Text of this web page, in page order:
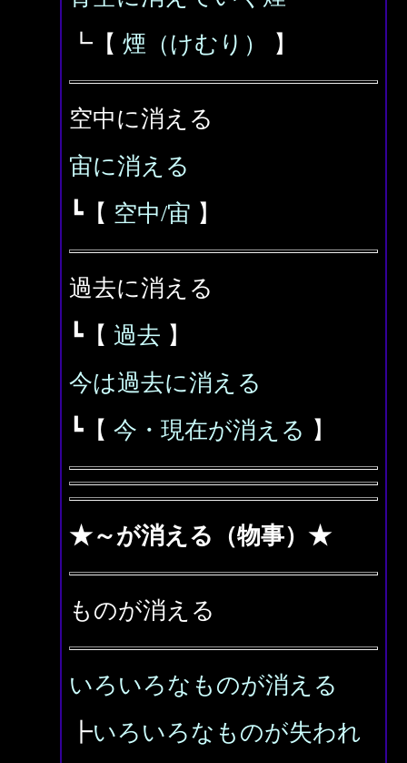
┗【 煙（けむり） 】
空中に消える
宙に消える
┗【 空中/宙 】
過去に消える
┗【 過去 】
今は過去に消える
┗【 今・現在が消える 】
★～が消える（物事）★
ものが消える
いろいろなものが消える
┣いろいろなものが失われ